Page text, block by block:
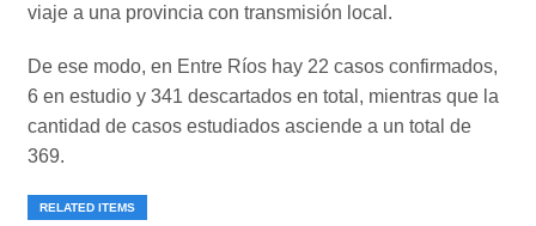
viaje a una provincia con transmisión local.
De ese modo, en Entre Ríos hay 22 casos confirmados,
6 en estudio y 341 descartados en total, mientras que la
cantidad de casos estudiados asciende a un total de
369.
RELATED ITEMS